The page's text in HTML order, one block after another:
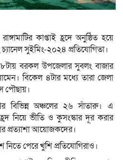
কাপ্তাই হ্রদে অনুষ্ঠিত হয়ে
সুইমিং-২০২৪ প্রতিযোগিতা।
বরকল উপজেলার সুবলং বাজার
বিকেল ৪টার মধ্যে তারা জেলা
পৌছায়।
বিভিন্ন অঞ্চলের ২৬ সাঁতারু। এ
নিয়ে ভীতি ও কুসংস্কার দূর করার
প্রত্যাশা আয়োজকদের।
পেরে খুশি প্রতিযোগিরাও।